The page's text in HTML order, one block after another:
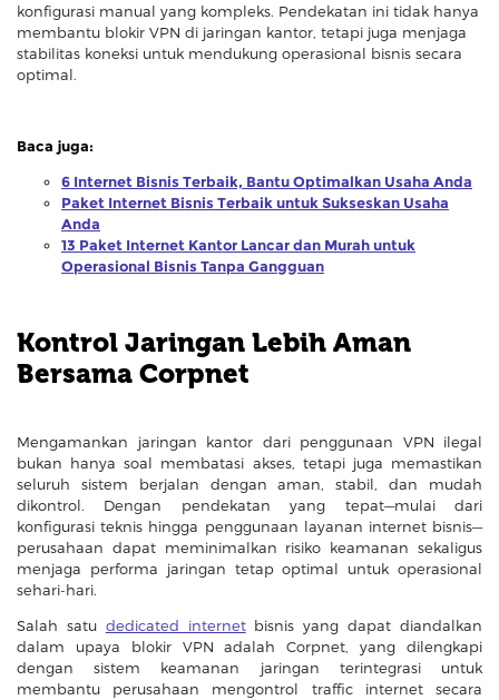
konfigurasi manual yang kompleks. Pendekatan ini tidak hanya
membantu blokir VPN di jaringan kantor, tetapi juga menjaga
stabilitas koneksi untuk mendukung operasional bisnis secara
optimal.
Baca juga:
6 Internet Bisnis Terbaik, Bantu Optimalkan Usaha Anda
Paket Internet Bisnis Terbaik untuk Sukseskan Usaha
Anda
13 Paket Internet Kantor Lancar dan Murah untuk
Operasional Bisnis Tanpa Gangguan
Kontrol Jaringan Lebih Aman
Bersama Corpnet
Mengamankan jaringan kantor dari penggunaan VPN ilegal
bukan hanya soal membatasi akses, tetapi juga memastikan
seluruh sistem berjalan dengan aman, stabil, dan mudah
dikontrol. Dengan pendekatan yang tepat—mulai dari
konfigurasi teknis hingga penggunaan layanan internet bisnis—
perusahaan dapat meminimalkan risiko keamanan sekaligus
menjaga performa jaringan tetap optimal untuk operasional
sehari-hari.
Salah satu dedicated internetbisnis yang dapat diandalkan
dalam upaya blokir VPN adalah Corpnet, yang dilengkapi
dengan sistem keamanan jaringan terintegrasi untuk
membantu perusahaan mengontrol traffic internet secara